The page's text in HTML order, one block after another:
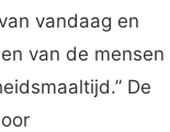
vandaag en
van de mensen
De